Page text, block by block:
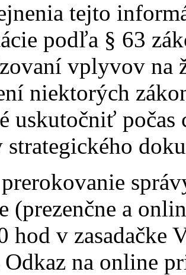
tejto
podľa § 63
vplyvov na
niektorých
uskutočniť počas
(prezenčne a
hod v zasadačke
Odkaz na online